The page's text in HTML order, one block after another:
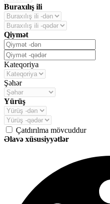
Buraxılış ili
Qiymət
Kateqoriya
Şəhər
Yürüş
Çatdırılma mövcuddur
Əlavə xüsusiyyətlər